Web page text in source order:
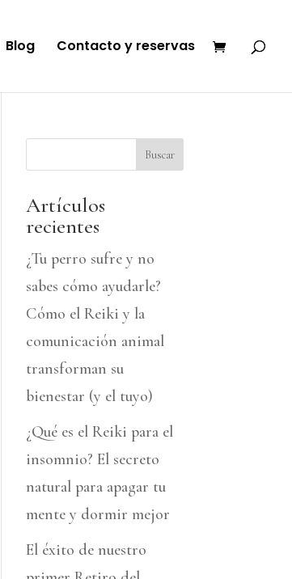
Blog Contacto y reservas
Buscar
Artículos
recientes
¿Tu perro sufre y no
sabes cómo ayudarle?
Cómo el Reiki y la
comunicación animal
transforman su
bienestar (y el tuyo)
¿Qué es el Reiki para el
insomnio? El secreto
natural para apagar tu
mente y dormir mejor
El éxito de nuestro